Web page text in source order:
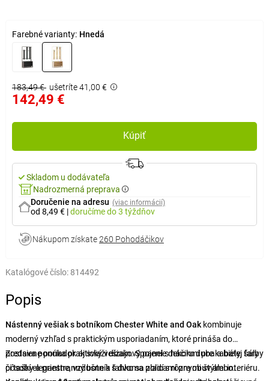
Farebné varianty: Hnedá
183,49 € ušetríte 41,00 €
142,49 €
Kúpiť
Skladom u dodávateľa
Nadrozmerná preprava
Doručenie na adresu (viac informácií)
od 8,49 € |doručímedo 3 týždňov
Nákupom získate260 Pohodáčikov
Katalógové číslo: 814492
Popis
Nástenný vešiak s botníkom Chester White and Oak kombinuje
moderný vzhľad s praktickým usporiadaním, ktoré prináša do
predsiene poriadok aj svieži dizajn. Spojenie dekoru duba a bielej farby
pôsobí elegantne, vzdušne a ľahko sa zladí s rôznymi štýlmi interiéru.
Zostava ponúka praktický vešiakový panel s háčikmi pre kabáty, šály
či tašky a priestranný botník s dvoma policami pre obuv alebo